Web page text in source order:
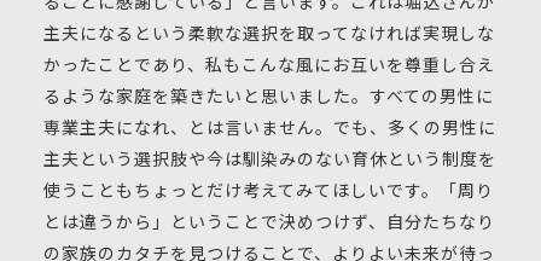
主夫になるという柔軟な選択を取ってなければ実現しな
かったことであり、私もこんな風にお互いを尊重し合え
るような家庭を築きたいと思いました。すべての男性に
専業主夫になれ、とは言いません。でも、多くの男性に
主夫という選択肢や今は馴染みのない育休という制度を
使うこともちょっとだけ考えてみてほしいです。「周り
とは違うから」ということで決めつけず、自分たちなり
の家族のカタチを見つけることで、よりよい未来が待っ